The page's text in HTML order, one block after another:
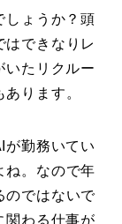
しょうか？頭
はできなりレ
いたリクルー
ります。
が勤務いてい
ね。なので年
のではないで
関わる仕事が